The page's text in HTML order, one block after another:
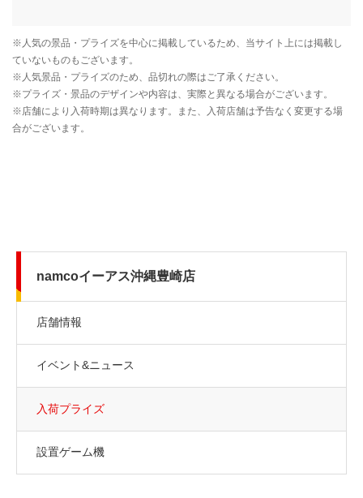
namcoイーアス沖縄豊崎店
店舗情報
イベント&ニュース
入荷プライズ
設置ゲーム機